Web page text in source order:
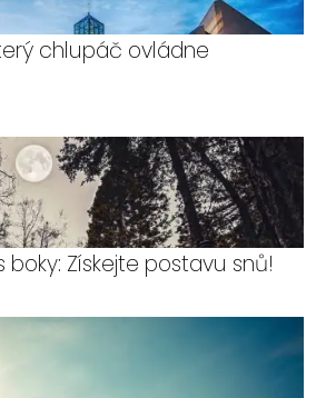
chlupáč ovládne
Získejte postavu snů!